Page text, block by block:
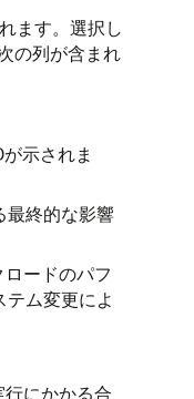
ます。選択し
の列が含まれ
示されま
最終的な影響
ードのパフ
テム変更によ
行にかかる合